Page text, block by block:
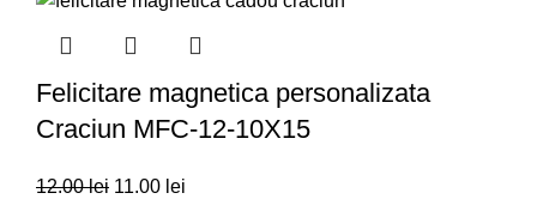
Felicitare magnetica personalizata
Craciun MFC-12-10X15
12.00lei 11.00 lei